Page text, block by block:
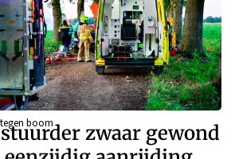
boom
zwaar gewond